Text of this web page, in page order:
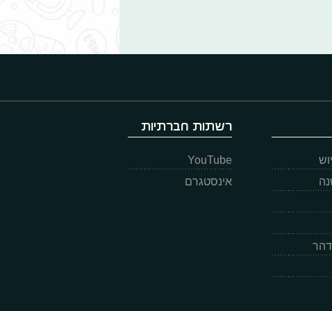
רשתות חברתיות
YouTube
אינסטגרם